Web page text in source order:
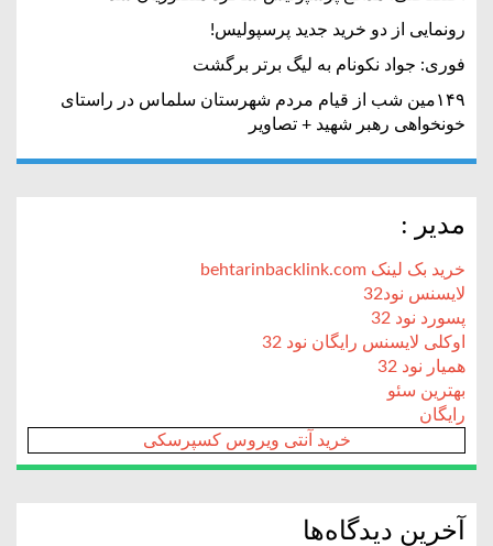
رونمایی از دو خرید جدید پرسپولیس!
فوری: جواد نکونام به لیگ برتر برگشت
۱۴۹مین شب از قیام مردم شهرستان سلماس در راستای
خونخواهی رهبر شهید + تصاویر
مدیر :
خرید بک لینک behtarinbacklink.com
لایسنس نود32
پسورد نود 32
اوکلی لایسنس رایگان نود 32
همیار نود 32
بهترین سئو
رایگان
خرید آنتی ویروس کسپرسکی
آخرین دیدگاه‌ها